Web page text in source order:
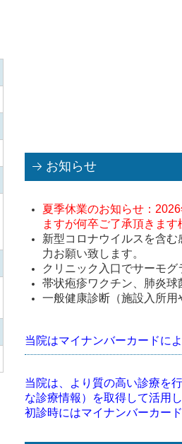
お知らせ
夏季休業のお知らせ：
ますが何卒ご了承頂きます
新型コロナウイルスを含
力お願い致します。
クリニック入口でサーモグ
帯状疱疹ワクチン、肺炎球
一般健康診断（施設入所用
当院はマイナンバーカードに
当院は、より質の高い診療を
な診療情報）を取得して活用し
初診時にはマイナンバーカー